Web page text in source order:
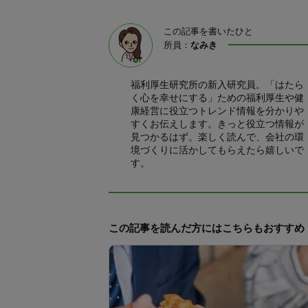
この記事を書いたひと
所員： なみき
福利厚生研究所の新入研究員。「はたら
く心を幸せにする」ための福利厚生や健
康経営に役立つトレンド情報を分かりや
すくお伝えします。きっと役立つ情報が
見つかるはず。楽しく読んで、会社の環
境づくりに活かしてもらえたら嬉しいで
す。
この記事を読んだ方にはこちらもおすすめ